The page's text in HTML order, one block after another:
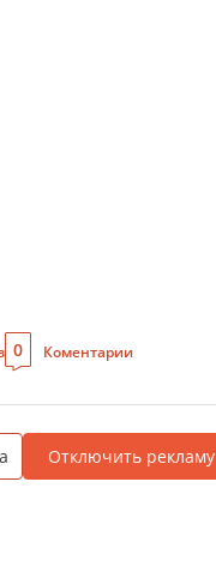
0 Коментарии
Отключить рекламу